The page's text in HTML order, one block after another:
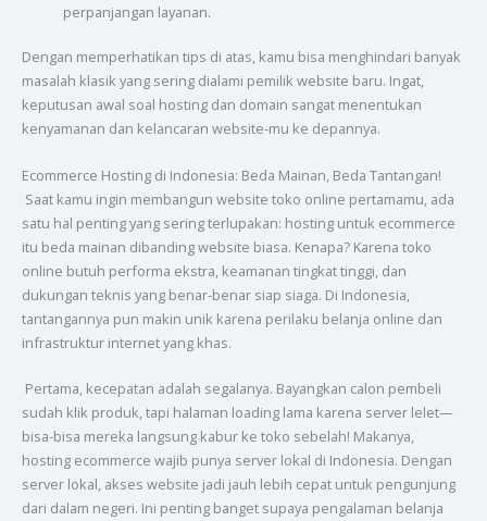
perpanjangan layanan.
Dengan memperhatikan tips di atas, kamu bisa menghindari banyak
masalah klasik yang sering dialami pemilik website baru. Ingat,
keputusan awal soal hosting dan domain sangat menentukan
kenyamanan dan kelancaran website-mu ke depannya.
Ecommerce Hosting di Indonesia: Beda Mainan, Beda Tantangan!
Saat kamu ingin membangun website toko online pertamamu, ada
satu hal penting yang sering terlupakan: hosting untuk ecommerce
itu beda mainan dibanding website biasa. Kenapa? Karena toko
online butuh performa ekstra, keamanan tingkat tinggi, dan
dukungan teknis yang benar-benar siap siaga. Di Indonesia,
tantangannya pun makin unik karena perilaku belanja online dan
infrastruktur internet yang khas.
Pertama, kecepatan adalah segalanya. Bayangkan calon pembeli
sudah klik produk, tapi halaman loading lama karena server lelet—
bisa-bisa mereka langsung kabur ke toko sebelah! Makanya,
hosting ecommerce wajib punya server lokal di Indonesia. Dengan
server lokal, akses website jadi jauh lebih cepat untuk pengunjung
dari dalam negeri. Ini penting banget supaya pengalaman belanja